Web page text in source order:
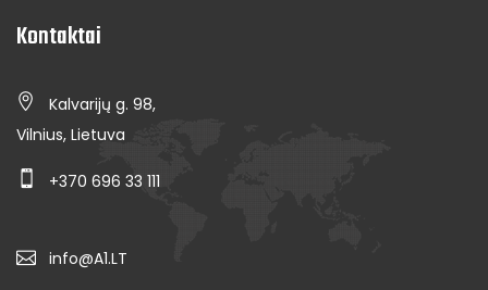
Kontaktai
Kalvarijų g. 98,
Vilnius, Lietuva
+370 696 33 111
info@A1.LT